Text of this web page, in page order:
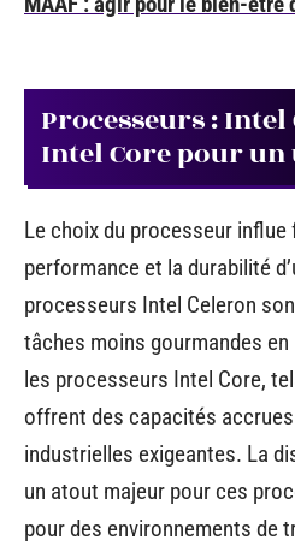
Processeurs : Intel
Intel Core pour
Le choix du processeur
performance et la durabilité
processeurs Intel Celeron
tâches moins gourmandes
les processeurs Intel Core,
offrent des capacités
industrielles exigeantes. La
un atout majeur pour ces
pour des environnements de